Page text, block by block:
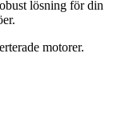
lösning för din
motorer.